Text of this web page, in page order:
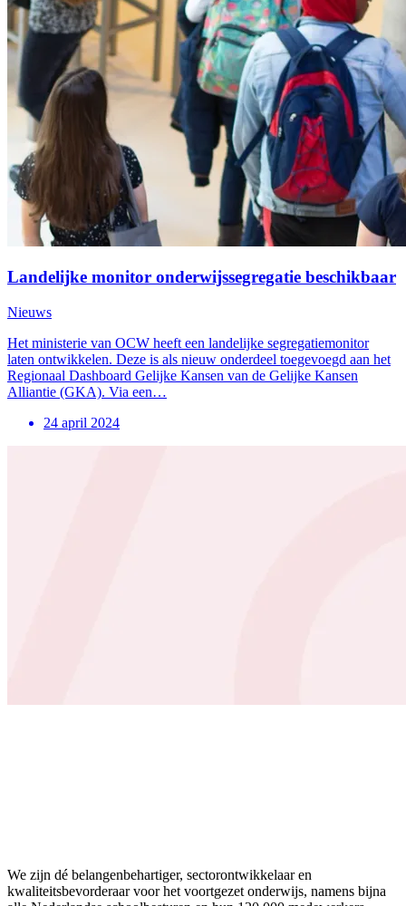
Landelijke monitor onderwijssegregatie beschikbaar
Nieuws
Het ministerie van OCW heeft een landelijke segregatiemonitor
laten ontwikkelen. Deze is als nieuw onderdeel toegevoegd aan het
Regionaal Dashboard Gelijke Kansen van de Gelijke Kansen
Alliantie (GKA). Via een…
24 april 2024
We zijn dé belangenbehartiger, sectorontwikkelaar en
kwaliteitsbevorderaar voor het voortgezet onderwijs, namens bijna